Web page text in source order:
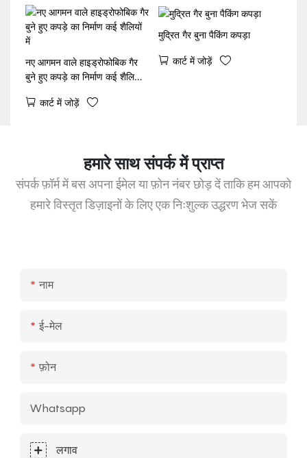
नए आगमन वाले हाइड्रोफोबिक गैर
बुने हुए कपड़े का निर्माण कई शैलियों
कार्ट में जोड़ें
मुद्रित गैर बुना पैकिंग कपड़ा
कार्ट में जोड़ें
हमारे साथ संपर्क में प्राप्त
संपर्क फ़ॉर्म में बस अपना ईमेल या फ़ोन नंबर छोड़ दें ताकि हम आपको
हमारे विस्तृत डिज़ाइनों के लिए एक निःशुल्क उद्धरण भेज सकें
नाम
ई-मेल
फ़ोन
Whatsapp
लगाव